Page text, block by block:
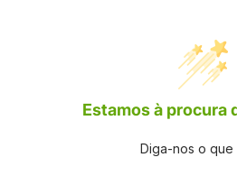
Estamos à procura
Diga-nos o que